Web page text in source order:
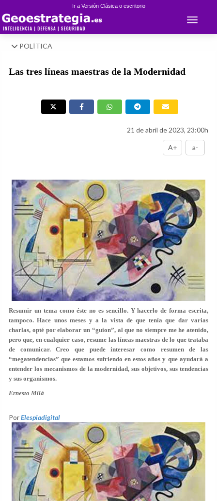
Ir a Versión Clásica o escritorio
Toggle
POLÍTICA
Las tres líneas maestras de la Modernidad
21 de abril de 2023, 23:00h
A+ a-
Resumir un tema como éste no es sencillo. Y hacerlo de forma escrita,
tampoco. Hace unos meses y a la vista de que tenía que dar varias
charlas, opté por elaborar un “guion”, al que no siempre me he atenido,
pero que, en cualquier caso, resume las líneas maestras de lo que trataba
de comunicar. Creo que puede interesar como resumen de las
“megatendencias” que estamos sufriendo en estos años y que ayudará a
entender los mecanismos de la modernidad, sus objetivos, sus tendencias
y sus organismos.
Ernesto Milá
PorElespiadigital